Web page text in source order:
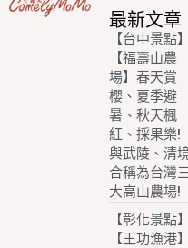
最新文章
【台中景點】
【福壽山農
場】春天賞
櫻、夏季避
暑、秋天楓
紅、採果樂!
與武陵、清
合稱為台灣
大高山農場!
【彰化景點】
【王功漁港】